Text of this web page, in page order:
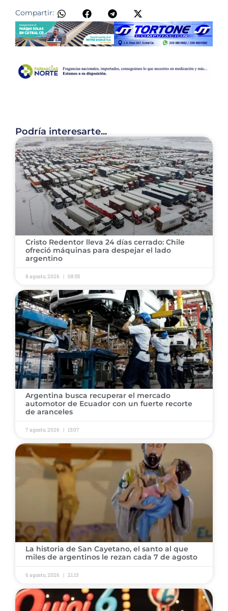
Compartir:
Podría interesarte...
Cristo Redentor lleva 24 días cerrado: Chile
ofreció máquinas para despejar el lado
argentino
8 agosto, 2026 08:55
Argentina busca recuperar el mercado
automotor de Ecuador con un fuerte recorte
de aranceles
7 agosto, 2026 13:07
La historia de San Cayetano, el santo al que
miles de argentinos le rezan cada 7 de agosto
6 agosto, 2026 21:13